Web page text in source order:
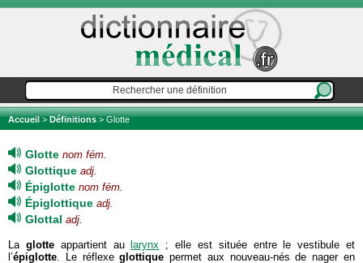
Accueil>Définitions> Glotte
Glotte nom fém.
Glottique adj.
Épiglotte nom fém.
Épiglottique adj.
Glottal adj.
La glotteappartient au larynx ; elle est située entre le vestibule et
l’épiglotte. Le réflexeglottique permet aux nouveau-nés de nager en